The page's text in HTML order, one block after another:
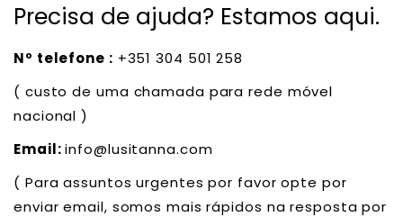
Precisa de ajuda? Estamos aqui.
Nº telefone : +351 304 501 258
( custo de uma chamada para rede móvel
nacional )
Email:info@lusitanna.com
( Para assuntos urgentes por favor opte por
enviar email, somos mais rápidos na resposta por